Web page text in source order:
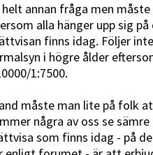
helt annan fråga men
alla hänger upp sig
finns idag. Följer
i högre ålder
1:7500.
måste man lite på folk
några av oss se
som finns idag - på